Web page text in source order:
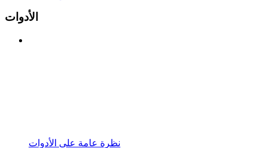
الأدوات
نظرة عامة على الأدوات